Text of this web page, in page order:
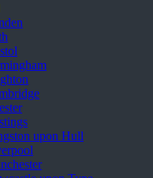
upon Hull